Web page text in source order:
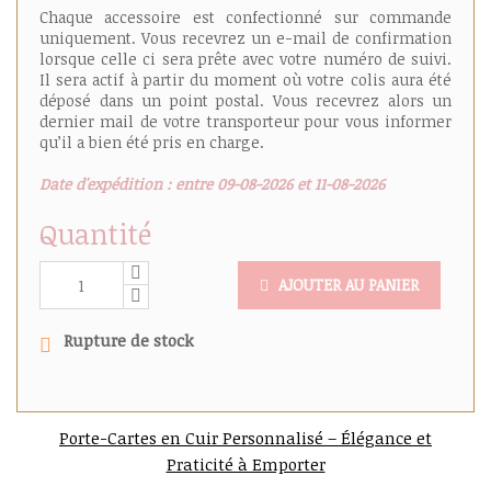
Chaque accessoire est confectionné sur commande
uniquement. Vous recevrez un e-mail de confirmation
lorsque celle ci sera prête avec votre numéro de suivi.
Il sera actif à partir du moment où votre colis aura été
déposé dans un point postal. Vous recevrez alors un
dernier mail de votre transporteur pour vous informer
qu’il a bien été pris en charge.
Date d'expédition : entre 09-08-2026 et 11-08-2026
Quantité
AJOUTER AU PANIER
Rupture de stock
Porte-Cartes en Cuir Personnalisé – Élégance et
Praticité à Emporter